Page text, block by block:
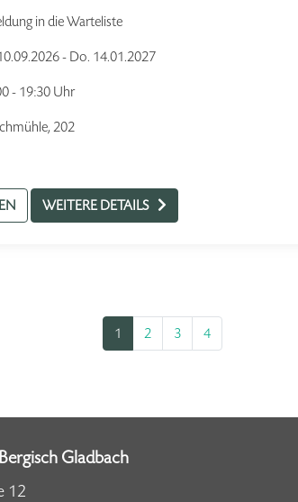
in die Warteliste
- Do. 14.01.2027
- 19:30 Uhr
202
WEITERE DETAILS
1 2 3 4
Gladbach
12